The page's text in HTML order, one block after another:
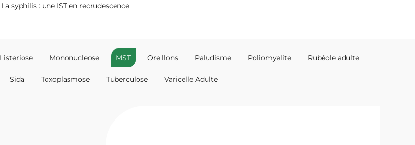
La syphilis : une IST en recrudescence
Listeriose Mononucleose MST Oreillons Paludisme Poliomyelite Rubéole adulte
Sida Toxoplasmose Tuberculose Varicelle Adulte